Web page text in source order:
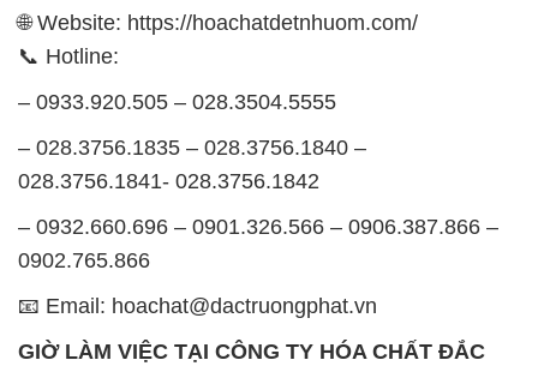
028.3756.1841- 028.3756.1842
0902.765.866
📧 Email: hoachat@dactruongphat.vn
TRƯỜNG PHÁT
được tổ chức như sau: